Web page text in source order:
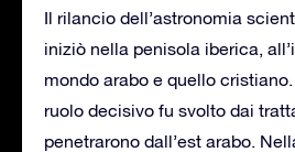
Il rilancio dell’astronomia
iniziò nella penisola iberica,
mondo arabo e quello
ruolo decisivo fu svolto dai
penetrarono dall’est arabo.